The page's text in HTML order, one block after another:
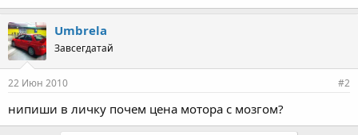
Umbrela
Завсегдатай
22 Июн 2010 #2
нипиши в личку почем цена мотора с мозгом?